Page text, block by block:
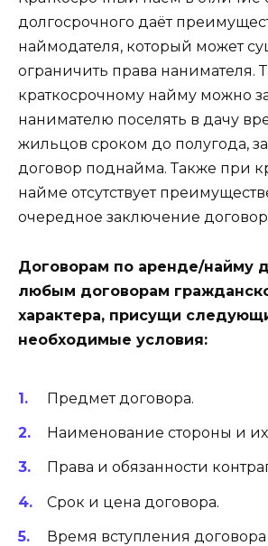
долгосрочного даёт
наймодателя, который может
ограничить права нанимателя.
краткосрочному найму можно
нанимателю поселять в дачу
жильцов сроком до полугода,
договор поднайма. Также при
найме отсутствует
очередное заключение
Договорам по аренде/найму
любым договорам
характера, присущи
необходимые условия:
Предмет договора.
Наименование стороны и
Права и обязанности
Срок и цена договора.
Время вступления договора